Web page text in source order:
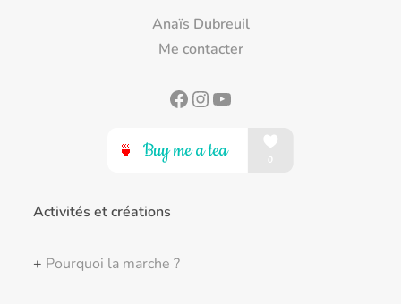
Anaïs Dubreuil
Me contacter
Facebook
Instagram
YouTube
Activités et créations
+ Pourquoi la marche ?